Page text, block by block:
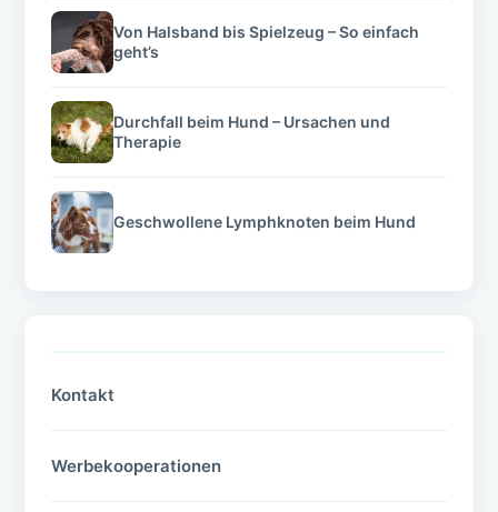
Von Halsband bis Spielzeug – So einfach
geht’s
Durchfall beim Hund – Ursachen und
Therapie
Geschwollene Lymphknoten beim Hund
Kontakt
Werbekooperationen